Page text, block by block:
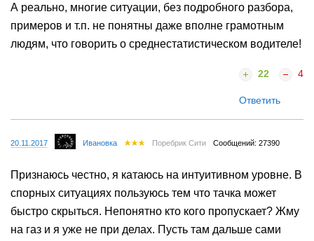
А реально, многие ситуации, без подробного разбора,
примеров и т.п. не понятны даже вполне грамотным
людям, что говорить о среднестатистическом водителе!
22 4
Ответить
20.11.2017 Ивановка Поребрик Сити Сообщений: 27390
Признаюсь честно, я катаюсь на интуитивном уровне. В
спорных ситуациях пользуюсь тем что тачка может
быстро скрыться. Непонятно кто кого пропускает? Жму
на газ и я уже не при делах. Пусть там дальше сами